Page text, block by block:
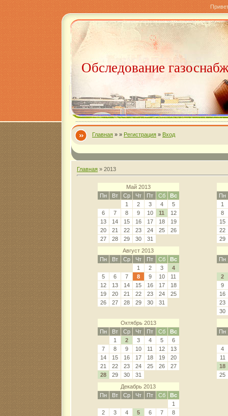
Обследование
Главная » » Регистрация » Вход
Главная » 2013
Май 2013
Пн
Вт Ср Чт Пт Сб
Вс
1
2 3 4
5
6
7 8 9 10 11
12
13
14 15 16 17 18
19
20
21 22 23 24 25
26
27
28 29 30 31
Пн
1
8
15
22
29
Август 2013
Пн
Вт Ср Чт Пт Сб
Вс
1
2 3
4
5
6 7 8 9 10
11
12
13 14 15 16 17
18
19
20 21 22 23 24
25
26
27 28 29 30 31
Пн
2
9
16
23
30
Октябрь 2013
Пн
Вт Ср Чт Пт Сб
Вс
1
2 3 4 5
6
7
8 9 10 11 12
13
14
15 16 17 18 19
20
21
22 23 24 25 26
27
28
29 30 31
Пн
4
11
18
25
Декабрь 2013
Пн
Вт Ср Чт Пт Сб
Вс
1
2
3 4 5 6 7
8